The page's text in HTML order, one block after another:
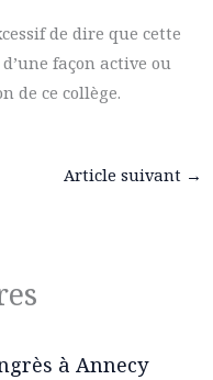
de dire que cette
façon active ou
de ce collège.
Article suivant →
à Annecy